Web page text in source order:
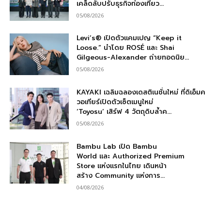
เคล็ดลับปรับธุรกิจท่องเที่ยว...
05/08/2026
Levi’s® เปิดตัวแคมเปญ “Keep it
Loose.” นำโดย ROSÉ และ Shai
Gilgeous-Alexander ถ่ายทอดนิย...
05/08/2026
KAYAKI เฉลิมฉลองเดสติเนชั่นใหม่ ที่ดิเอ็มค
วอเทียร์เปิดตัวเซ็ตเมนูใหม่
‘Toyosu’ เสิร์ฟ 4 วัตถุดิบล้ำค...
05/08/2026
Bambu Lab เปิด Bambu
World และ Authorized Premium
Store แห่งแรกในไทย เดินหน้า
สร้าง Community แห่งการ...
04/08/2026